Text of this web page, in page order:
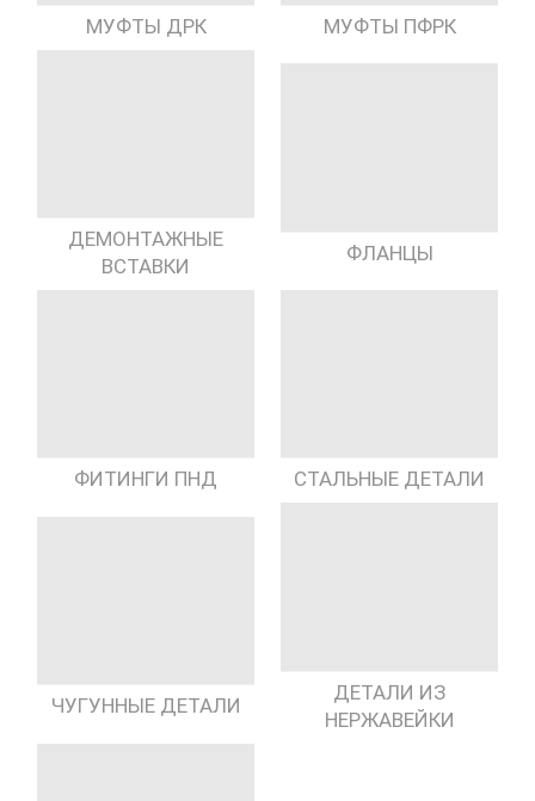
МУФТЫ ДРК МУФТЫ ПФРК
ДЕМОНТАЖНЫЕ
ВСТАВКИ
ФЛАНЦЫ
ФИТИНГИ ПНД СТАЛЬНЫЕ ДЕТАЛИ
ЧУГУННЫЕ ДЕТАЛИ
ДЕТАЛИ ИЗ
НЕРЖАВЕЙКИ